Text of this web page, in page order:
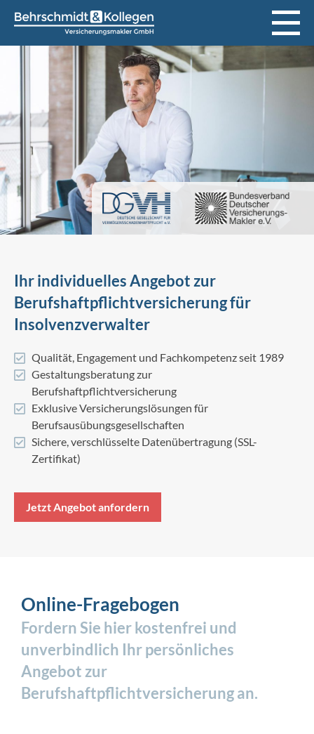
Ihr individuelles Angebot zur
Berufshaftpflichtversicherung für
Insolvenzverwalter
Qualität, Engagement und Fachkompetenz seit 1989
Gestaltungsberatung zur
Berufshaftpflichtversicherung
Exklusive Versicherungslösungen für
Berufsausübungsgesellschaften
Sichere, verschlüsselte Datenübertragung (SSL-
Zertifikat)
Jetzt Angebot anfordern
Online-Fragebogen
Fordern Sie hier kostenfrei und
unverbindlich Ihr persönliches
Angebot zur
Berufshaftpflichtversicherung an.